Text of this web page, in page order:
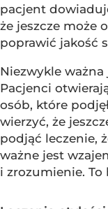
pacjent
że jeszcze może
poprawić jakość
Niezwykle
Pacjenci
osób, które
wierzyć, że
podjąć leczenie,
ważne jest
i zrozumienie.